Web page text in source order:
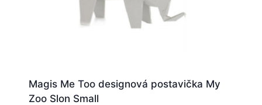
Magis Me Too designová postavička My
Zoo Slon Small